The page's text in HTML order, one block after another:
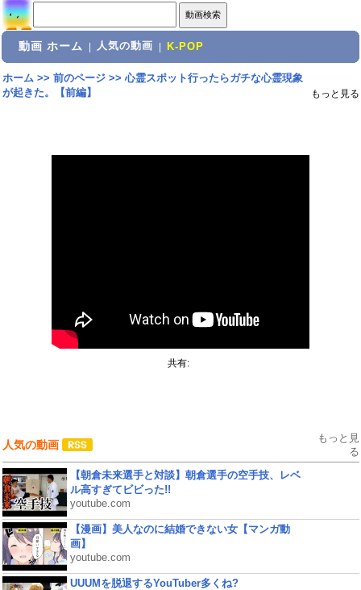
動画 ホーム 人気の動画 K-POP
ホーム>> 前のページ>>心霊スポット行ったらガチな心霊現象
が起きた。【前編】
もっと見る
共有:
人気の動画
もっと見
る
【朝倉未来選手と対談】朝倉選手の空手技、レベ
ル高すぎてビビった!!
youtube.com
【漫画】美人なのに結婚できない女【マンガ動
画】
youtube.com
UUUMを脱退するYouTuber多くね?